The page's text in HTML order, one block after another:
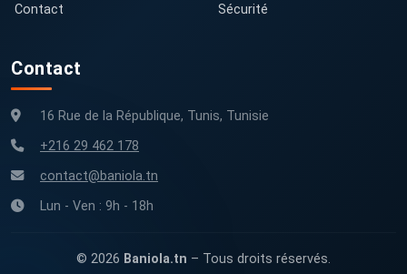
Contact
Sécurité
Contact
16 Rue de la République, Tunis, Tunisie
+216 29 462 178
contact@baniola.tn
Lun - Ven : 9h - 18h
© 2026 Baniola.tn – Tous droits réservés.